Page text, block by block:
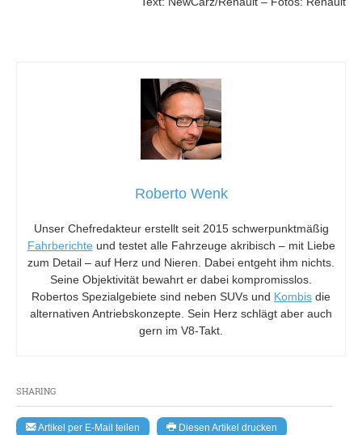
SHARING
Artikel per E-Mail teilen Diesen Artikel drucken
Roberto Wenk
Unser Chefredakteur erstellt seit 2015 schwerpunktmäßig
Fahrberichte und testet alle Fahrzeuge akribisch – mit Liebe
zum Detail – auf Herz und Nieren. Dabei entgeht ihm nichts.
Seine Objektivität bewahrt er dabei kompromisslos.
Robertos Spezialgebiete sind neben SUVs und Kombis die
alternativen Antriebskonzepte. Sein Herz schlägt aber auch
gern im V8-Takt.